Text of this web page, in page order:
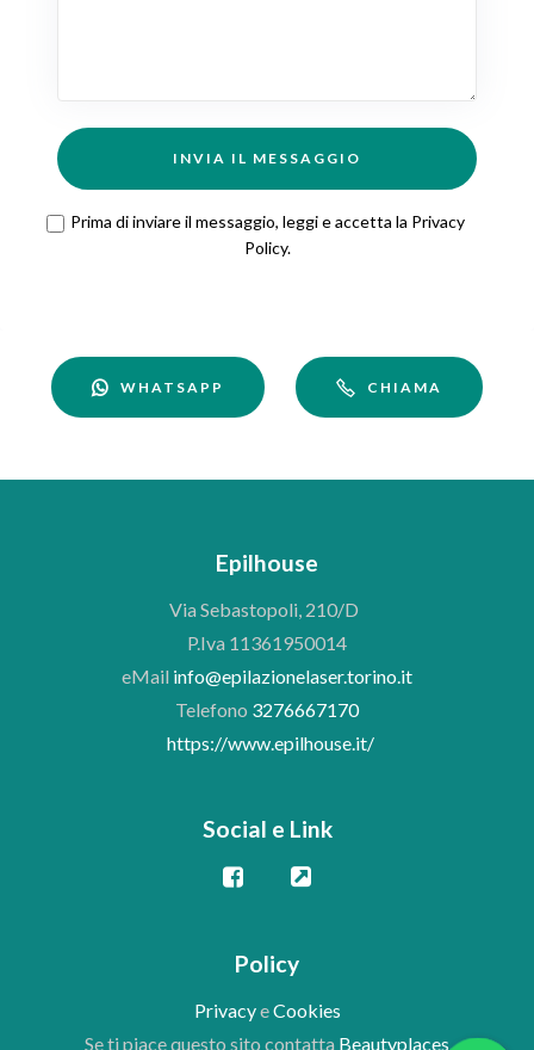
INVIA IL MESSAGGIO
Prima di inviare il messaggio, leggi e accetta la Privacy
Policy.
WHATSAPP CHIAMA
Epilhouse
Via Sebastopoli, 210/D
P.Iva 11361950014
eMail info@epilazionelaser.torino.it
Telefono 3276667170
https://www.epilhouse.it/
Social e Link
Policy
PrivacyeCookies
Se ti piace questo sito contatta Beautyplaces